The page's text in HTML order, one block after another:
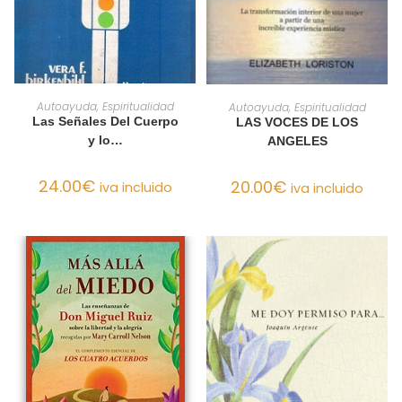
AÑADIR AL CARRITO
Autoayuda, Espiritualidad
Las Señales Del Cuerpo
y lo…
24.00€ iva incluido
AÑADIR AL CARRITO
Autoayuda, Espiritualidad
LAS VOCES DE LOS
ANGELES
20.00€ iva incluido